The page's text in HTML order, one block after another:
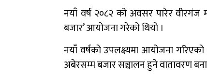
नयाँ वर्ष २०८२ को अवसर पारेर वीरगंज
बजार’ आयोजना गरेको थियो ।
नयाँ वर्षको उपलक्ष्यमा आयोजना
अबेरसम्म बजार सञ्चालन हुने वातावरण